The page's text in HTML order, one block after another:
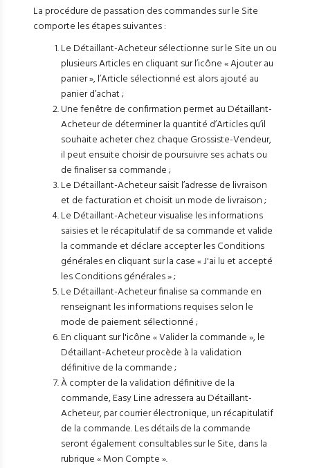
La procédure de passation des commandes sur le Site
comporte les étapes suivantes :
Le Détaillant-Acheteur sélectionne sur le Site un ou
plusieurs Articles en cliquant sur l’icône « Ajouter au
panier », l’Article sélectionné est alors ajouté au
panier d’achat ;
Une fenêtre de confirmation permet au Détaillant-
Acheteur de déterminer la quantité d’Articles qu’il
souhaite acheter chez chaque Grossiste-Vendeur,
il peut ensuite choisir de poursuivre ses achats ou
de finaliser sa commande ;
Le Détaillant-Acheteur saisit l’adresse de livraison
et de facturation et choisit un mode de livraison ;
Le Détaillant-Acheteur visualise les informations
saisies et le récapitulatif de sa commande et valide
la commande et déclare accepter les Conditions
générales en cliquant sur la case « J'ai lu et accepté
les Conditions générales » ;
Le Détaillant-Acheteur finalise sa commande en
renseignant les informations requises selon le
mode de paiement sélectionné ;
En cliquant sur l'icône « Valider la commande », le
Détaillant-Acheteur procède à la validation
définitive de la commande ;
À compter de la validation définitive de la
commande, Easy Line adressera au Détaillant-
Acheteur, par courrier électronique, un récapitulatif
de la commande. Les détails de la commande
seront également consultables sur le Site, dans la
rubrique « Mon Compte ».